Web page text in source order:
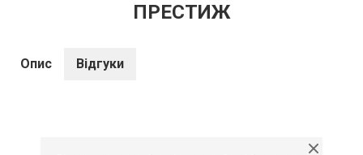
ПРЕСТИЖ
Опис Відгуки